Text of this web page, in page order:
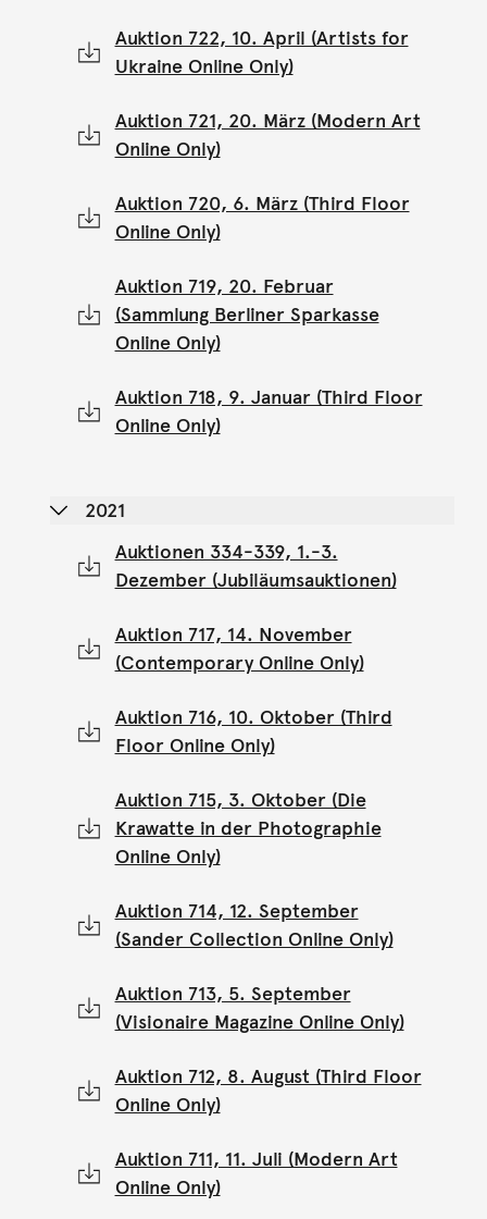
Auktion 722, 10. April (Artists for
Ukraine Online Only)
Auktion 721, 20. März (Modern Art
Online Only)
Auktion 720, 6. März (Third Floor
Online Only)
Auktion 719, 20. Februar
(Sammlung Berliner Sparkasse
Online Only)
Auktion 718, 9. Januar (Third Floor
Online Only)
2021
Auktionen 334-339, 1.-3.
Dezember (Jubiläumsauktionen)
Auktion 717, 14. November
(Contemporary Online Only)
Auktion 716, 10. Oktober (Third
Floor Online Only)
Auktion 715, 3. Oktober (Die
Krawatte in der Photographie
Online Only)
Auktion 714, 12. September
(Sander Collection Online Only)
Auktion 713, 5. September
(Visionaire Magazine Online Only)
Auktion 712, 8. August (Third Floor
Online Only)
Auktion 711, 11. Juli (Modern Art
Online Only)